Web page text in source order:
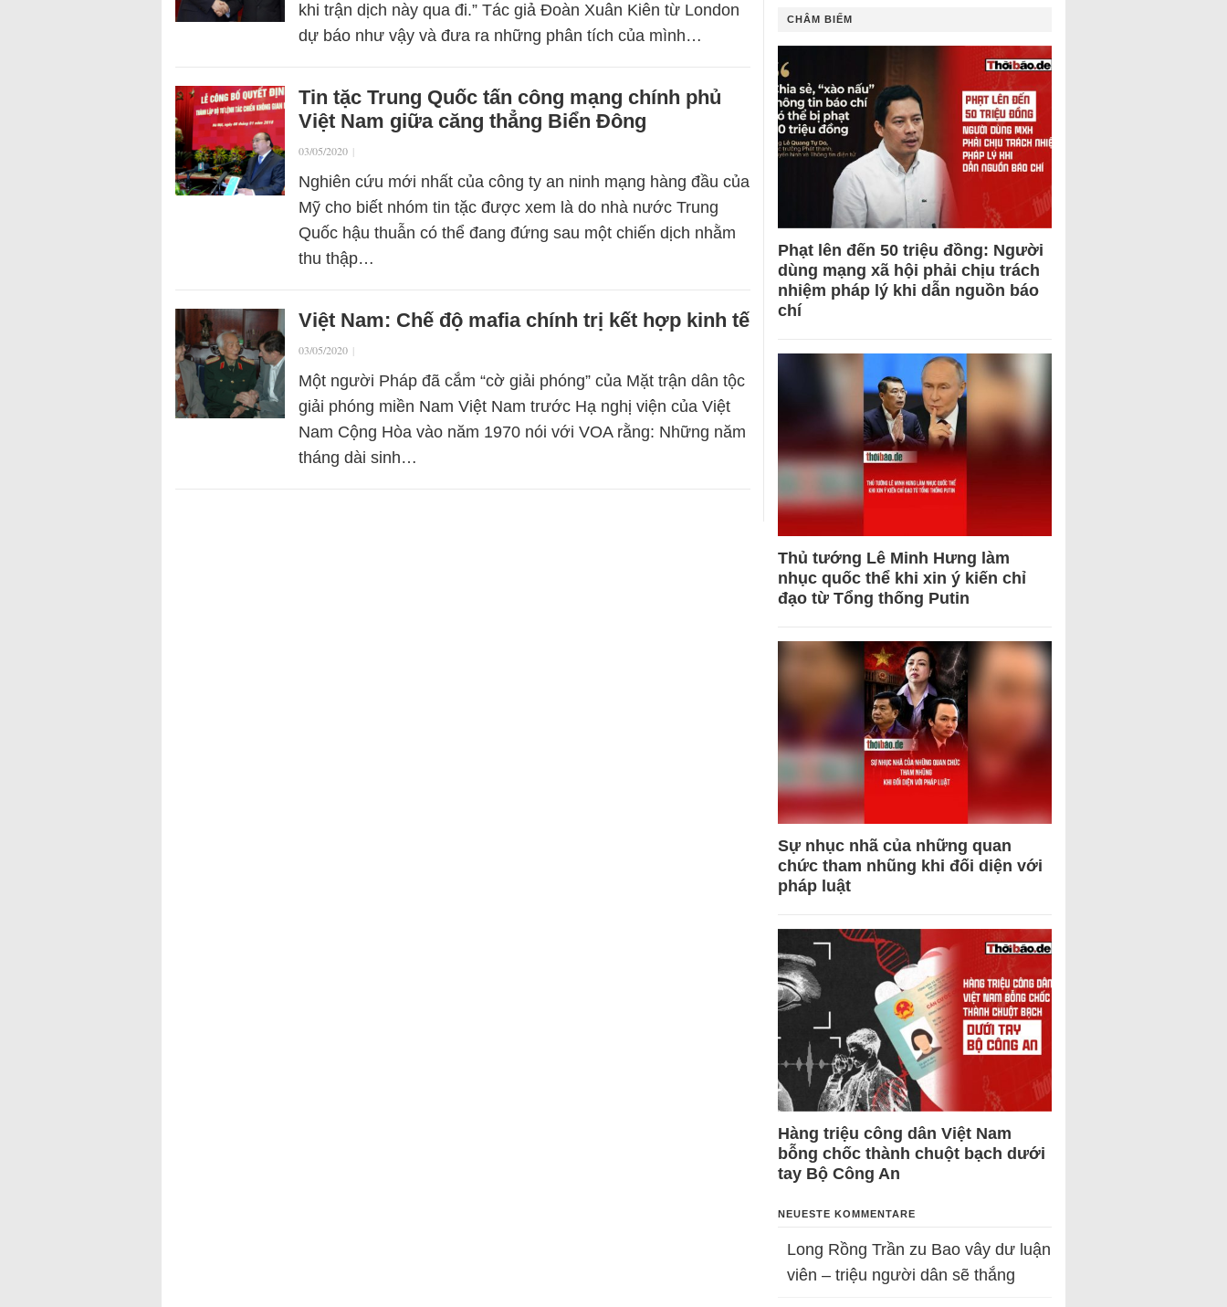
khi trận dịch này qua đi.” Tác giả Đoàn Xuân Kiên từ London
dự báo như vậy và đưa ra những phân tích của mình…
Tin tặc Trung Quốc tấn công mạng chính phủ
Việt Nam giữa căng thẳng Biển Đông
03/05/2020 |
Nghiên cứu mới nhất của công ty an ninh mạng hàng đầu của
Mỹ cho biết nhóm tin tặc được xem là do nhà nước Trung
Quốc hậu thuẫn có thể đang đứng sau một chiến dịch nhằm
thu thập…
Việt Nam: Chế độ mafia chính trị kết hợp kinh tế
03/05/2020 |
Một người Pháp đã cắm “cờ giải phóng” của Mặt trận dân tộc
giải phóng miền Nam Việt Nam trước Hạ nghị viện của Việt
Nam Cộng Hòa vào năm 1970 nói với VOA rằng: Những năm
tháng dài sinh…
CHÂM BIẾM
Phạt lên đến 50 triệu đồng: Người
dùng mạng xã hội phải chịu trách
nhiệm pháp lý khi dẫn nguồn báo
chí
Thủ tướng Lê Minh Hưng làm
nhục quốc thể khi xin ý kiến chỉ
đạo từ Tổng thống Putin
Sự nhục nhã của những quan
chức tham nhũng khi đối diện với
pháp luật
Hàng triệu công dân Việt Nam
bỗng chốc thành chuột bạch dưới
tay Bộ Công An
NEUESTE KOMMENTARE
Long Rồng Trần zu Bao vây dư luận
viên – triệu người dân sẽ thắng